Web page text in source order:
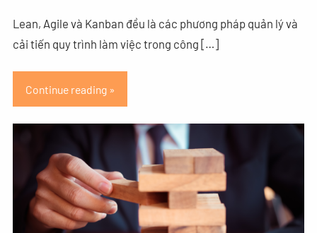
Lean, Agile và Kanban đều là các phương pháp quản lý và
cải tiến quy trình làm việc trong công […]
Continue reading »